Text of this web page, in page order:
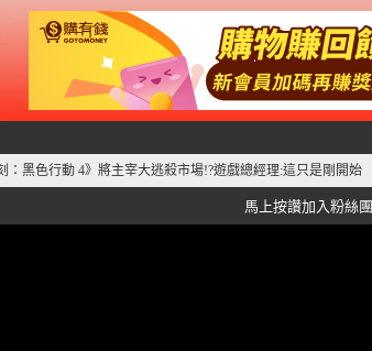
：黑色行動 4》將主宰大逃殺市場!?遊戲總經理:這只是剛開始
馬上按讚加入粉絲團